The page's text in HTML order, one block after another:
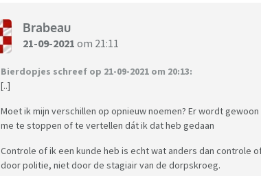
Brabeau
21-09-2021 om 21:11
Bierdopjes schreef op 21-09-2021 om 20:13:
[..]
Moet ik mijn verschillen op opnieuw noemen? Er wordt
me te stoppen of te vertellen dát ik dat heb gedaan
Controle of ik een kunde heb is echt wat anders dan controle
door politie, niet door de stagiair van de dorpskroeg.